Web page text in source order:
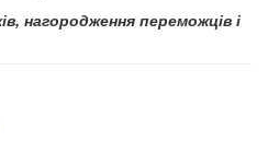
нагородження переможців і
"Актуальні проблеми біохімії та
Про конкурс молодих учених - 2016